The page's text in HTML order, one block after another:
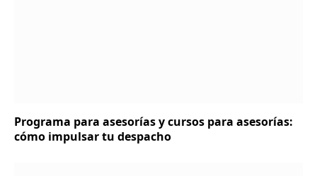
Programa para asesorías y cursos para asesorías:
cómo impulsar tu despacho